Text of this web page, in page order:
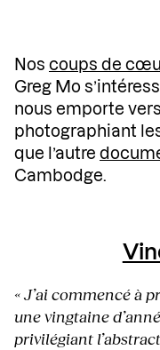
Nos coups de
Greg Mo
nous emporte
photographiant
que l’autre
Cambodge.
« J’ai commencé à
une vingtaine
privilégiant